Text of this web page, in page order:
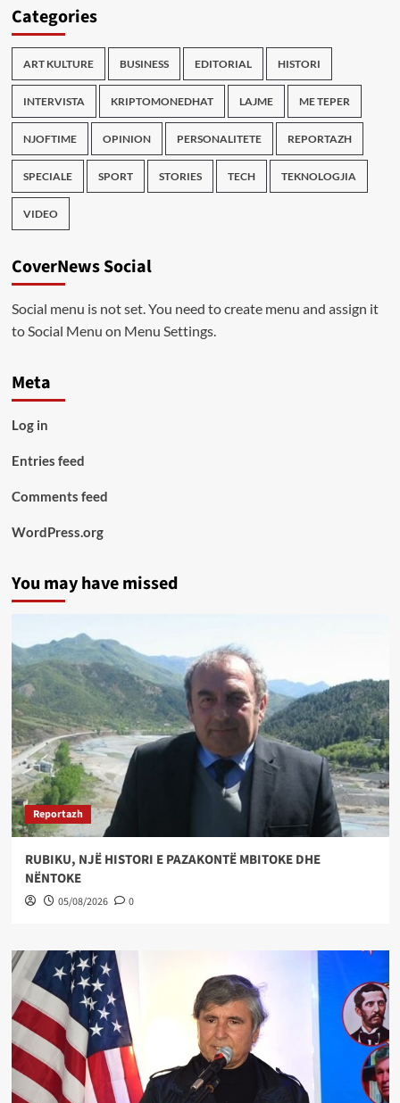
Categories
ART KULTURE BUSINESS EDITORIAL HISTORI
INTERVISTA KRIPTOMONEDHAT LAJME ME TEPER
NJOFTIME OPINION PERSONALITETE REPORTAZH
SPECIALE SPORT STORIES TECH TEKNOLOGJIA
VIDEO
CoverNews Social
Social menu is not set. You need to create menu and assign it
to Social Menu on Menu Settings.
Meta
Log in
Entries feed
Comments feed
WordPress.org
You may have missed
Reportazh
RUBIKU, NJË HISTORI E PAZAKONTË MBITOKE DHE
NËNTOKE
05/08/2026 0